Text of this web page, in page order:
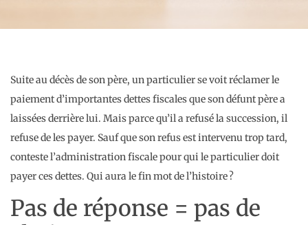
Suite au décès de son père, un particulier se voit réclamer le
paiement d’importantes dettes fiscales que son défunt père a
laissées derrière lui. Mais parce qu’il a refusé la succession, il
refuse de les payer. Sauf que son refus est intervenu trop tard,
conteste l’administration fiscale pour qui le particulier doit
payer ces dettes. Qui aura le fin mot de l’histoire ?
Pas de réponse = pas de